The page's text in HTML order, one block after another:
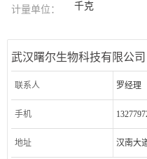
计量单位： 千克
武汉曙尔生物科技有限公司
联系人 罗经理
手机
地址 汉南大